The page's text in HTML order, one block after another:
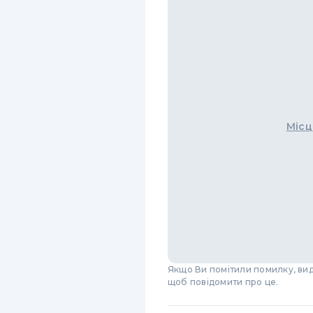
Якщо Ви помітили помилку,
щоб повідомити про це.